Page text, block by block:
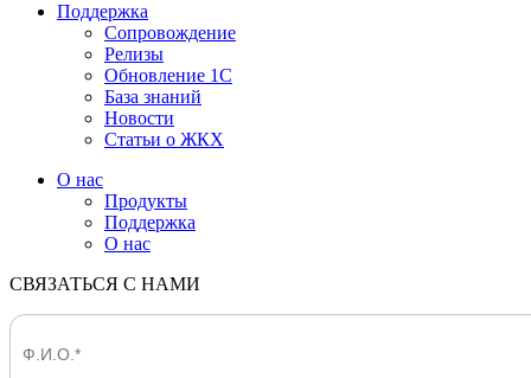
Поддержка
Сопровождение
Релизы
Обновление 1С
База знаний
Новости
Статьи о ЖКХ
О нас
Продукты
Поддержка
О нас
СВЯЗАТЬСЯ С НАМИ